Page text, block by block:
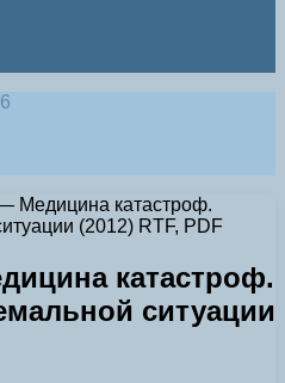
Медицина катастроф.
(2012) RTF, PDF
катастроф.
ситуации